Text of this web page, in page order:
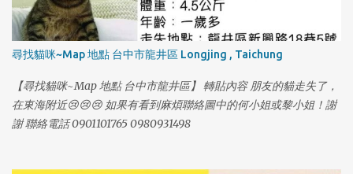
1
尋找貓咪~Map 地點 台中市龍井區 Longjing , Taichung
【尋找貓咪~Map 地點 台中市龍井區】 轉貼內容 朋友的貓走失了，
在東海附近😢😢😢 如果有看到麻煩聯絡圖中的何小姐或黎小姐！謝
謝 聯絡電話 0901101765 0980931498